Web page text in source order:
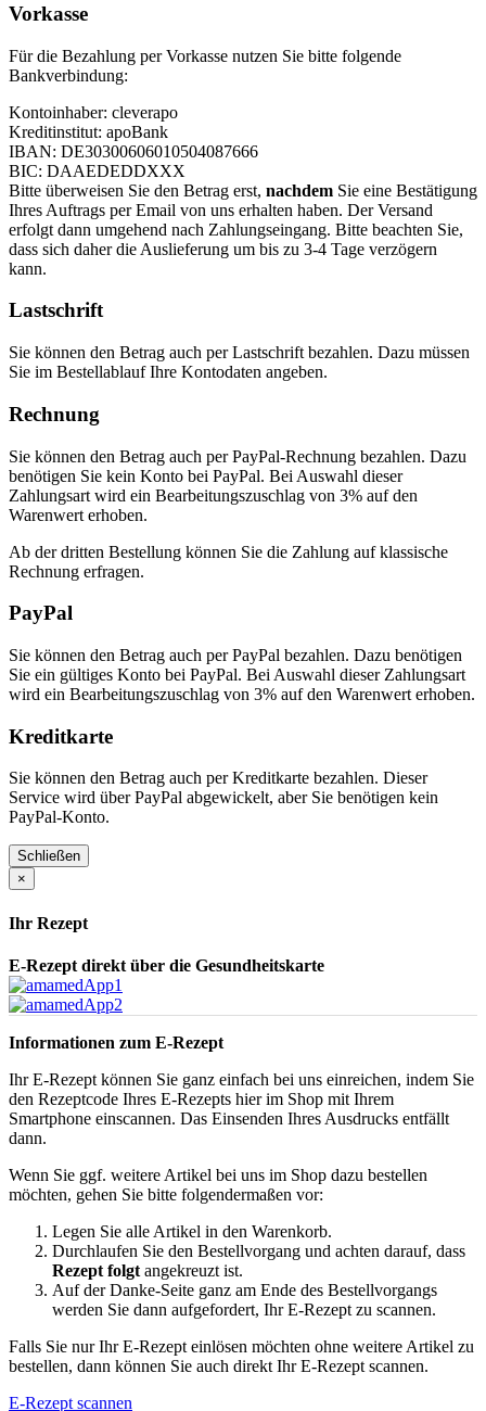
Vorkasse
Für die Bezahlung per Vorkasse nutzen Sie bitte folgende
Bankverbindung:
Kontoinhaber: cleverapo
Kreditinstitut: apoBank
IBAN: DE30300606010504087666
BIC: DAAEDEDDXXX
Bitte überweisen Sie den Betrag erst, nachdem Sie eine Bestätigung
Ihres Auftrags per Email von uns erhalten haben. Der Versand
erfolgt dann umgehend nach Zahlungseingang. Bitte beachten Sie,
dass sich daher die Auslieferung um bis zu 3-4 Tage verzögern
kann.
Lastschrift
Sie können den Betrag auch per Lastschrift bezahlen. Dazu müssen
Sie im Bestellablauf Ihre Kontodaten angeben.
Rechnung
Sie können den Betrag auch per PayPal-Rechnung bezahlen. Dazu
benötigen Sie kein Konto bei PayPal. Bei Auswahl dieser
Zahlungsart wird ein Bearbeitungszuschlag von 3% auf den
Warenwert erhoben.
Ab der dritten Bestellung können Sie die Zahlung auf klassische
Rechnung erfragen.
PayPal
Sie können den Betrag auch per PayPal bezahlen. Dazu benötigen
Sie ein gültiges Konto bei PayPal. Bei Auswahl dieser Zahlungsart
wird ein Bearbeitungszuschlag von 3% auf den Warenwert erhoben.
Kreditkarte
Sie können den Betrag auch per Kreditkarte bezahlen. Dieser
Service wird über PayPal abgewickelt, aber Sie benötigen kein
PayPal-Konto.
Schließen
×
Ihr Rezept
E-Rezept direkt über die Gesundheitskarte
Informationen zum E-Rezept
Ihr E-Rezept können Sie ganz einfach bei uns einreichen, indem Sie
den Rezeptcode Ihres E-Rezepts hier im Shop mit Ihrem
Smartphone einscannen. Das Einsenden Ihres Ausdrucks entfällt
dann.
Wenn Sie ggf. weitere Artikel bei uns im Shop dazu bestellen
möchten, gehen Sie bitte folgendermaßen vor:
Legen Sie alle Artikel in den Warenkorb.
Durchlaufen Sie den Bestellvorgang und achten darauf, dass
Rezept folgt angekreuzt ist.
Auf der Danke-Seite ganz am Ende des Bestellvorgangs
werden Sie dann aufgefordert, Ihr E-Rezept zu scannen.
Falls Sie nur Ihr E-Rezept einlösen möchten ohne weitere Artikel zu
bestellen, dann können Sie auch direkt Ihr E-Rezept scannen.
E-Rezept scannen